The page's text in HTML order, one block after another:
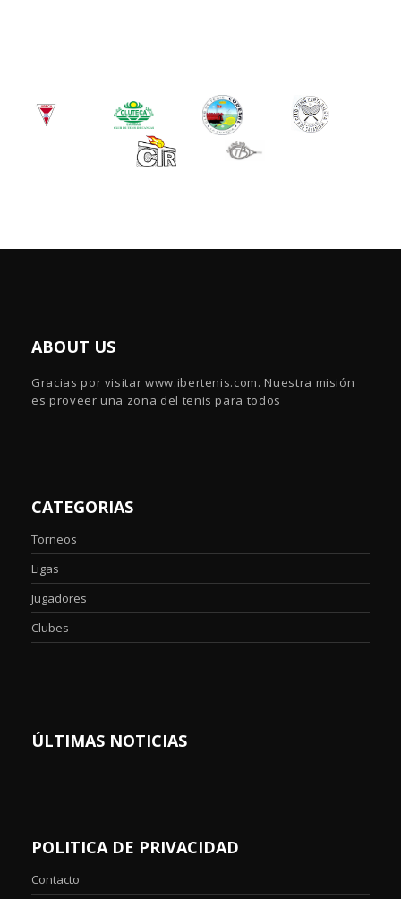
ABOUT US
Gracias por visitar www.ibertenis.com. Nuestra misión
es proveer una zona del tenis para todos
CATEGORIAS
Torneos
Ligas
Jugadores
Clubes
ÚLTIMAS NOTICIAS
POLITICA DE PRIVACIDAD
Contacto